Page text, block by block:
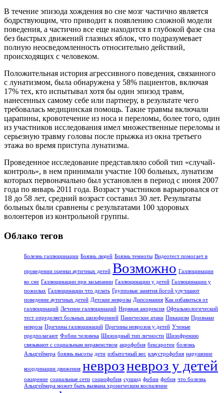
В течение эпизода хождения во сне мозг частично является
бодрствующим, что приводит к появлению сложной модели
поведения, а частично все еще находится в глубокой фазе сна
без быстрых движений глазных яблок, что подразумевает
полную неосведомленность относительно действий,
происходящих с человеком.
Положительная история агрессивного поведения, связанного
с лунатизмом, была обнаружена у 58% пациентов, включая
17% тех, кто испытывал хотя бы один эпизод травм,
нанесенных самому себе или партнеру, в результате чего
требовалась медицинская помощь. Такие травмы включали
царапины, кровотечение из носа и переломы, более того, один
из участников исследования имел множественные переломы и
серьезную травму головы после прыжка из окна третьего
этажа во время приступа лунатизма.
Проведенное исследование представляло собой тип «случай-
контроль», в нем принимали участие 100 больных, лунатизм
которых первоначально был установлен в период с июня 2007
года по январь 2011 года. Возраст участников варьировался от
18 до 58 лет, средний возраст составил 30 лет. Результаты
больных были сравнены с результатами 100 здоровых
волонтеров из контрольной группы.
Облако тегов
Болезнь галлюцинации Боязнь людей Боязнь темноты Видеотест помогает в
проведении оценки аутичных детей Возможно Галлюцинации
во сне Галлюцинации при засыпании Галлюцинации у детей Галлюцинации у
пожилых Галлюцинации что делать Групповые занятия йогой улучшают
поведение аутичных детей Детские неврозы Дипсомания Как избавиться от
галлюцинаций Лечение галлюцинаций Нервная анорексия Офтальмологический
тест определяет больных шизофренией Панические атаки Пикацизм Признаки
невроза Причины галлюцинаций Причины неврозов у детей Ученые
предполагают Фобии человека Шизоидный тип личности Шизофрению
связывают с социальным неравенством акрофобия бексаротен болезнь
Альцгеймера боязнь высоты дети избыточный вес клаустрофобия нарушение
координации движения неврозневроз у детей
ожирение социальные сети социофобия суицид фобии фобия что болезнь
Альцгеймера может быть вызвана хроническим воспаление